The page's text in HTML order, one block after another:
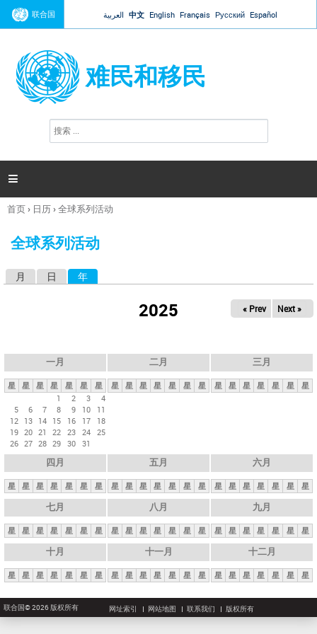
Jump to navigation
联合国 العربية 中文 English Français Русский Español
难民和移民
搜
索

你
这
首页› 日历›全球系列活动
全球系列活动
月 日 年
2025 « Prev Next »
一月
星 星 星 星 星 星
星
1
2 3
4
5
6 7 8 9 10
11
12 13 14 15 16 17
18
19 20 21 22 23 24 25
26 27 28 29 30 31
二月
星 星 星 星 星 星 星
三月
星 星 星 星 星 星 星
四月
星 星 星 星 星 星 星
五月
星 星 星 星 星 星 星
六月
星 星 星 星 星 星 星
七月
星 星 星 星 星 星 星
八月
星 星 星 星 星 星 星
九月
星 星 星 星 星 星 星
十月
星 星 星 星 星 星 星
十一月
星 星 星 星 星 星 星
十二月
星 星 星 星 星 星 星
联合国© 2026 版权所有 网址索引 网站地图 联系我们 版权所有